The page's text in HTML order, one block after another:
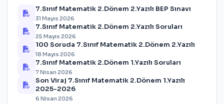
7.Sınıf Matematik 2.Dönem 2.Yazılı BEP Sınavı
31 Mayıs 2026
7.Sınıf Matematik 2.Dönem 2.Yazılı Soruları
25 Mayıs 2026
100 Soruda 7.Sınıf Matematik 2.Dönem 2.Yazılı
18 Mayıs 2026
7.Sınıf Matematik 2.Dönem 1.Yazılı Soruları
7 Nisan 2026
Son Viraj 7.Sınıf Matematik 2.Dönem 1.Yazılı
2025-2026
6 Nisan 2026